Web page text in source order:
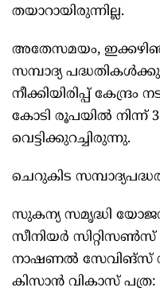
തയാറായിരുന്നില്ല.
അതേസമയം,
സമ്പാദ്യ
നീക്കിയിരിപ്പ്
കോടി രൂപയിൽ നിന്ന്
വെട്ടിക്കുറച്ചിരുന്നു.
ചെറുകിട
സുകന്യ സമൃദ്ധി
സീനിയർ
നാഷണൽ സേവിങ്സ്
കിസാൻ വികാസ് പത്ര: